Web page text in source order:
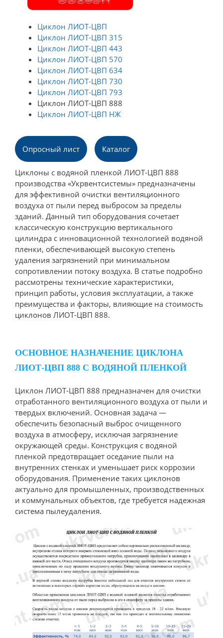
Циклон ЛИОТ-ЦВП
Циклон ЛИОТ-ЦВП 315
Циклон ЛИОТ-ЦВП 443
Циклон ЛИОТ-ЦВП 570
Циклон ЛИОТ-ЦВП 634
Циклон ЛИОТ-ЦВП 730
Циклон ЛИОТ-ЦВП 793
Циклон ЛИОТ-ЦВП 888
Циклон ЛИОТ-ЦВП НЖ
Опросный лист Каталог
Циклоны с водяной пленкой ЛИОТ-ЦВП 888
производства «Укрвентсистемы» предназначены
для эффективной очистки вентиляционного
воздуха от пыли перед выбросом за пределы
зданий. Данный тип оборудования сочетает
классическую конструкцию вертикального
цилиндра с инновационной технологией водяной
пленки, обеспечивающей высокую степень
удаления загрязнений при минимальном
сопротивлении потоку воздуха. В статье подробно
рассмотрены технические характеристики,
принцип работы, условия эксплуатации, а также
преимущества и факторы, влияющие на стоимость
циклонов ЛИОТ-ЦВП 888.
ОСНОВНОЕ НАЗНАЧЕНИЕ ЦИКЛОНА
ЛИОТ-ЦВП 888 С ВОДЯНОЙ ПЛЕНКОЙ
Циклон ЛИОТ-ЦВП 888 предназначен для очистки
отработанного вентиляционного воздуха от пыли и
твердых включений. Основная задача —
обеспечить безопасный выброс очищенного
воздуха в атмосферу, исключая загрязнение
окружающей среды. Конструкция с водяной
пленкой предотвращает оседание пыли на
внутренних стенках и уменьшает риск коррозии
оборудования. Применение таких циклонов
актуально для промышленных, производственных
и коммунальных объектов, где требуется надежная
система пылеудаления.